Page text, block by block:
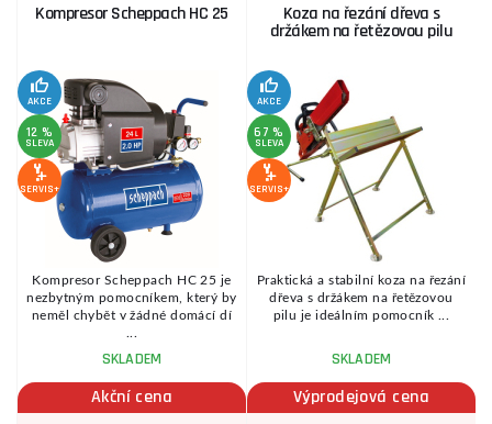
Kompresor Scheppach HC 25
AKCE
12 %
SLEVA
SERVIS+
Kompresor Scheppach HC 25 je
nezbytným pomocníkem, který by
neměl chybět v žádné domácí dí
SKLADEM
Akční cena
Koza na řezání dřeva s
držákem na řetězovou pilu
AKCE
67 %
SLEVA
SERVIS+
Praktická a stabilní koza na řezání
dřeva s držákem na řetězovou
pilu je ideálním pomocník ...
SKLADEM
Výprodejová cena